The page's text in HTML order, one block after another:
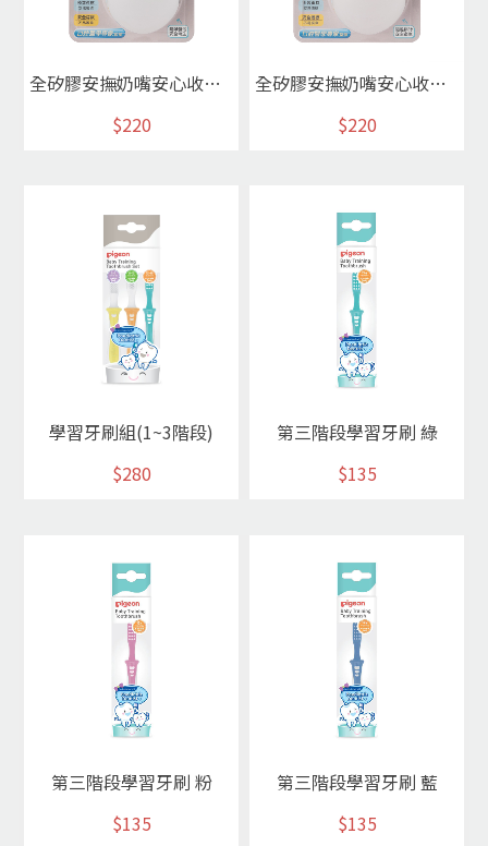
全矽膠安撫奶嘴安心收納組/S淺藍
$220
全矽膠安撫奶嘴安心收納組/S淺粉
$220
學習牙刷組(1~3階段)
$280
第三階段學習牙刷 綠
$135
第三階段學習牙刷 粉
$135
第三階段學習牙刷 藍
$135